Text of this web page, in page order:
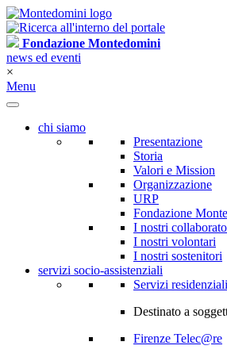
Fondazione Montedomini
news ed eventi
×
Menu
chi siamo
Presentazione
Storia
Valori e Mission
Organizzazione
URP
Fondazione
I nostri
I nostri volontari
I nostri sostenitori
servizi socio-assistenziali
Servizi
Destinato a
Firenze Telec@re